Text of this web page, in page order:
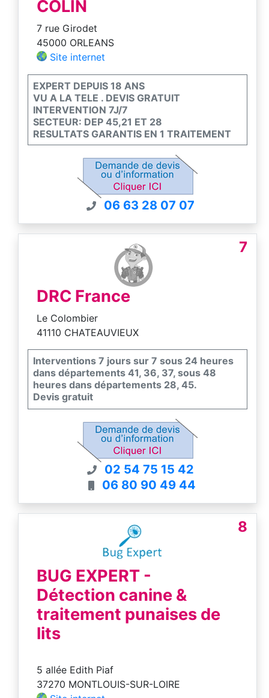
COLIN
7 rue Girodet
45000 ORLEANS
Site internet
EXPERT DEPUIS 18 ANS
VU A LA TELE . DEVIS GRATUIT
INTERVENTION 7J/7
SECTEUR: DEP 45,21 ET 28
RESULTATS GARANTIS EN 1 TRAITEMENT
06 63 28 07 07
7
DRC France
Le Colombier
41110 CHATEAUVIEUX
Interventions 7 jours sur 7 sous 24 heures
dans départements 41, 36, 37, sous 48
heures dans départements 28, 45.
Devis gratuit
02 54 75 15 42
06 80 90 49 44
8
BUG EXPERT -
Détection canine &
traitement punaises de
lits
5 allée Edith Piaf
37270 MONTLOUIS-SUR-LOIRE